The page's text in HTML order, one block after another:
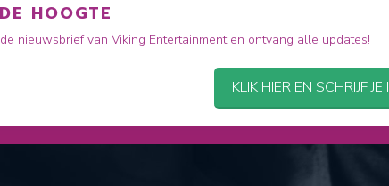
HOOGTE
nieuwsbrief van Viking Entertainment en ontvang alle updates!
KLIK HIER EN SCHRIJF JE